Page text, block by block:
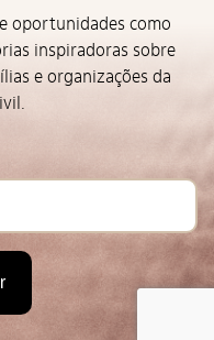
oportunidades como
inspiradoras sobre
e organizações da